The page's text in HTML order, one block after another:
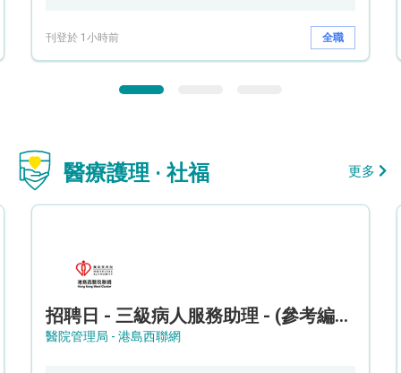
刊登於 1小時前 全職
醫療護理 · 社福 更多
招聘日 - 三級病人服務助理 - (參考編號: HKWCS260107)
醫院管理局 - 港島西聯網